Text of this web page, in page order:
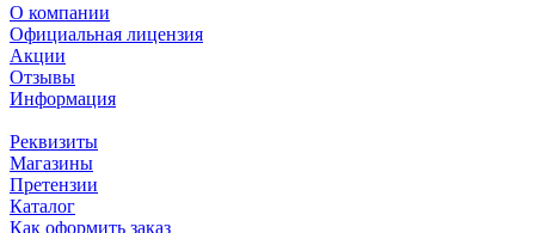
О компании
Официальная лицензия
Акции
Отзывы
Информация
Реквизиты
Магазины
Претензии
Каталог
Как оформить заказ